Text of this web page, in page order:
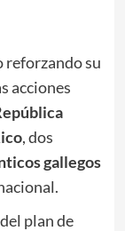
reforzando su
acciones
, dos
gallegos
plan de